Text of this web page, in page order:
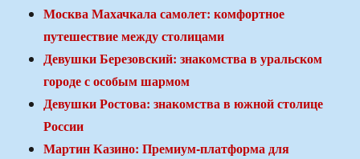
Москва Махачкала самолет: комфортное
путешествие между столицами
Девушки Березовский: знакомства в уральском
городе с особым шармом
Девушки Ростова: знакомства в южной столице
России
Мартин Казино: Премиум-платформа для